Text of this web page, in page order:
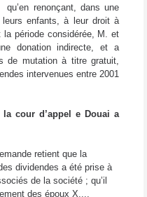
qu’en renonçant, dans une
enfants, à leur droit à
la période considérée, M. et
donation indirecte, et a
de mutation à titre gratuit,
intervenues entre 2001
cour d’appel e Douai a
retient que la
dividendes a été prise à
de la société ; qu’il
des époux X...,